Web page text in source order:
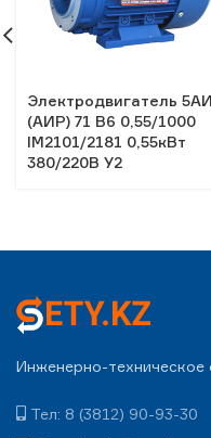
Электродвигатель 5АИ
(АИР) 71 В6 0,55/1000
IM2101/2181 0,55кВт
380/220В У2
Инженерно-техническое
Тел: 8 (3812) 90-93-30